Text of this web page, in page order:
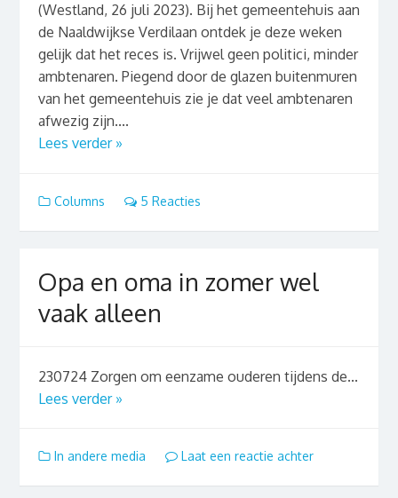
(Westland, 26 juli 2023). Bij het gemeentehuis aan
de Naaldwijkse Verdilaan ontdek je deze weken
gelijk dat het reces is. Vrijwel geen politici, minder
ambtenaren. Piegend door de glazen buitenmuren
van het gemeentehuis zie je dat veel ambtenaren
afwezig zijn....
Lees verder »
Columns 5 Reacties
Opa en oma in zomer wel
vaak alleen
230724 Zorgen om eenzame ouderen tijdens de...
Lees verder »
In andere media Laat een reactie achter